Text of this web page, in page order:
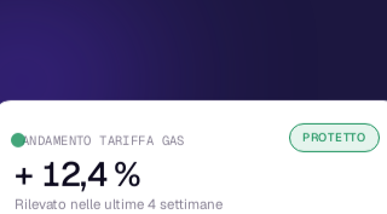
ANDAMENTO TARIFFA GAS
+ 12,4%
Rilevato nelle ultime 4 settimane
PROTETTO